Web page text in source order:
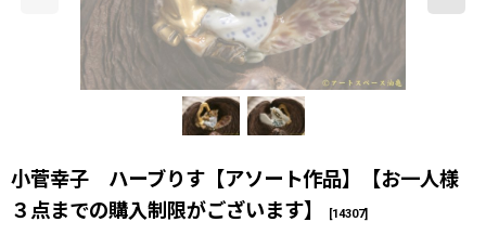
小菅幸子 ハーブりす【アソート作品】【お一人様
３点までの購入制限がございます】
[14307]